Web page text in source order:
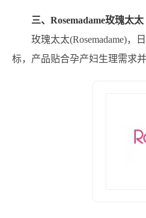
三、Rosemadame玫瑰太太
玫瑰太太(Rosemadame)
标，产品贴合孕产妇生理需求